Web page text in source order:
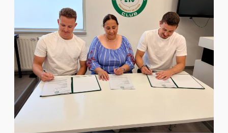
minőségben
tudtunk
fejlődni”
–
Lattenstein
Dániel
szezonértékelése.